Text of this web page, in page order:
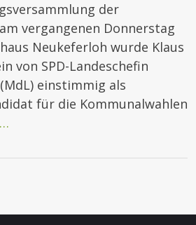
der
vergangenen Donnerstag
Neukeferloh wurde Klaus
von SPD-Landeschefin
einstimmig als
für die Kommunalwahlen